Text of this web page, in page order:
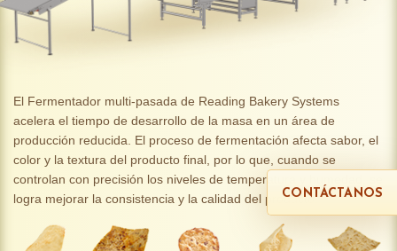
El Fermentador multi-pasada de Reading Bakery Systems
acelera el tiempo de desarrollo de la masa en un área de
producción reducida. El proceso de fermentación afecta sabor, el
color y la textura del producto final, por lo que, cuando se
controlan con precisión los niveles de temperatura y humedad, se
logra mejorar la consistencia y la calidad del producto.CONTÁCTANOS